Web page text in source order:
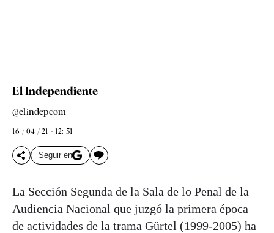
El Independiente
@elindepcom
16 / 04 / 21 - 12: 51
Seguir en
La Sección Segunda de la Sala de lo Penal de la
Audiencia Nacional que juzgó la primera época
de actividades de la trama Gürtel (1999-2005) ha